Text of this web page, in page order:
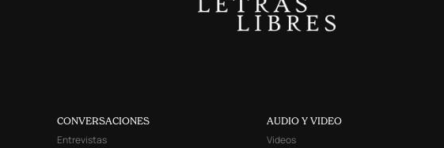
CONVERSACIONES
Entrevistas
AUDIO Y VIDEO
Videos